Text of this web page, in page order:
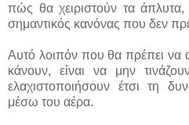
πώς θα χειριστούν τα
σημαντικός κανόνας που δεν
Αυτό λοιπόν που θα πρέπει
κάνουν, είναι να μην
ελαχιστοποιήσουν έτσι τη
μέσω του αέρα.